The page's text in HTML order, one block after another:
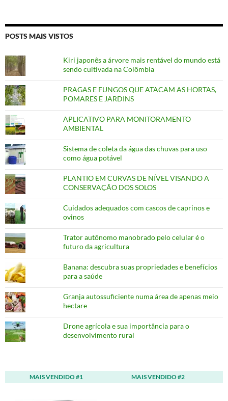
POSTS MAIS VISTOS
Kiri japonês a árvore mais rentável do mundo está
sendo cultivada na Colômbia
PRAGAS E FUNGOS QUE ATACAM AS HORTAS,
POMARES E JARDINS
APLICATIVO PARA MONITORAMENTO
AMBIENTAL
Sistema de coleta da água das chuvas para uso
como água potável
PLANTIO EM CURVAS DE NÍVEL VISANDO A
CONSERVAÇÃO DOS SOLOS
Cuidados adequados com cascos de caprinos e
ovinos
Trator autônomo manobrado pelo celular é o
futuro da agricultura
Banana: descubra suas propriedades e benefícios
para a saúde
Granja autossuficiente numa área de apenas meio
hectare
Drone agrícola e sua importância para o
desenvolvimento rural
MAIS VENDIDO #1 MAIS VENDIDO #2